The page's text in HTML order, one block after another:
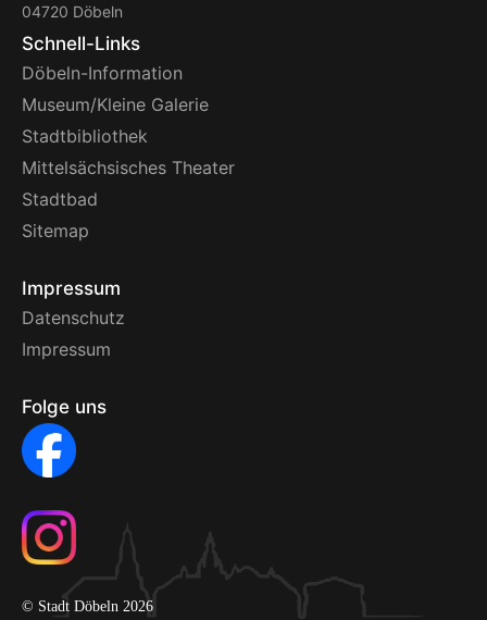
04720 Döbeln
Schnell-Links
Döbeln-Information
Museum/Kleine Galerie
Stadtbibliothek
Mittelsächsisches Theater
Stadtbad
Sitemap
Impressum
Datenschutz
Impressum
Folge uns
© Stadt Döbeln 2026